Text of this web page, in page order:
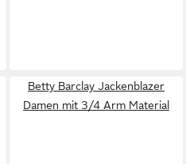
Betty Barclay Jackenblazer
Damen mit 3/4 Arm Material